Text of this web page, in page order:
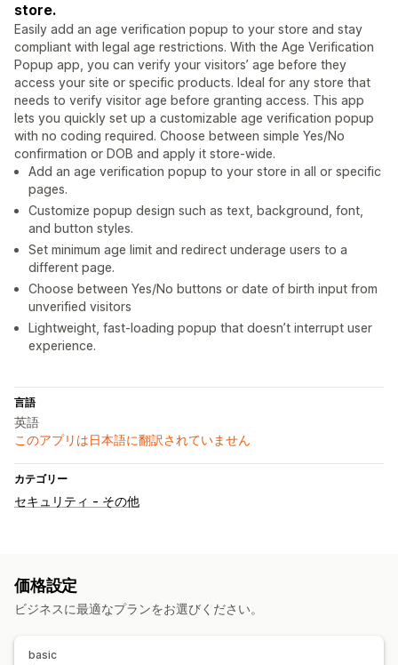
store.
Easily add an age verification popup to your store and stay
compliant with legal age restrictions. With the Age Verification
Popup app, you can verify your visitors’ age before they
access your site or specific products. Ideal for any store that
needs to verify visitor age before granting access. This app
lets you quickly set up a customizable age verification popup
with no coding required. Choose between simple Yes/No
confirmation or DOB and apply it store-wide.
Add an age verification popup to your store in all or specific
pages.
Customize popup design such as text, background, font,
and button styles.
Set minimum age limit and redirect underage users to a
different page.
Choose between Yes/No buttons or date of birth input from
unverified visitors
Lightweight, fast-loading popup that doesn’t interrupt user
experience.
言語
英語
このアプリは日本語に翻訳されていません
カテゴリー
セキュリティ - その他
価格設定
ビジネスに最適なプランをお選びください。
basic